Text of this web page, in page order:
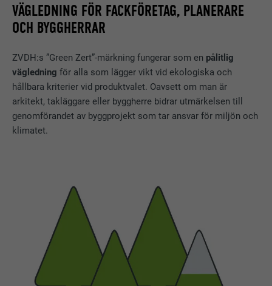
VÄGLEDNING FÖR FACKFÖRETAG, PLANERARE
OCH BYGGHERRAR
ZVDH:s ”Green Zert”-märkning fungerar som en pålitlig
vägledning för alla som lägger vikt vid ekologiska och
hållbara kriterier vid produktvalet. Oavsett om man är
arkitekt, takläggare eller byggherre bidrar utmärkelsen till
genomförandet av byggprojekt som tar ansvar för miljön och
klimatet.